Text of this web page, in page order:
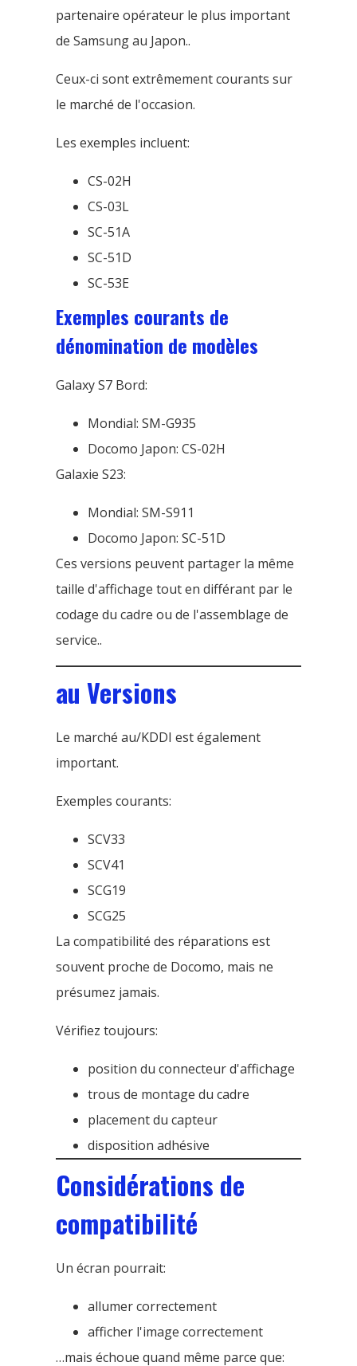
partenaire opérateur le plus important
de Samsung au Japon..
Ceux-ci sont extrêmement courants sur
le marché de l'occasion.
Les exemples incluent:
CS-02H
CS-03L
SC-51A
SC-51D
SC-53E
Exemples courants de
dénomination de modèles
Galaxy S7 Bord:
Mondial: SM-G935
Docomo Japon: CS-02H
Galaxie S23:
Mondial: SM-S911
Docomo Japon: SC-51D
Ces versions peuvent partager la même
taille d'affichage tout en différant par le
codage du cadre ou de l'assemblage de
service..
au Versions
Le marché au/KDDI est également
important.
Exemples courants:
SCV33
SCV41
SCG19
SCG25
La compatibilité des réparations est
souvent proche de Docomo, mais ne
présumez jamais.
Vérifiez toujours:
position du connecteur d'affichage
trous de montage du cadre
placement du capteur
disposition adhésive
Considérations de
compatibilité
Un écran pourrait:
allumer correctement
afficher l'image correctement
…mais échoue quand même parce que: